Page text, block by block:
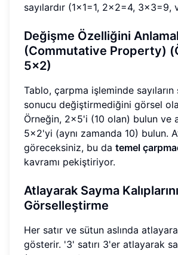
sayılardır (1x1=1, 2x2=4, 3x3=9,
Değişme Özelliğini
(Commutative Property)
5x2)
Tablo, çarpma işleminde sayıların
sonucu değiştirmediğini görsel
Örneğin, 2x5'i (10 olan) bulun ve
5x2'yi (aynı zamanda 10) bulun.
göreceksiniz, bu da temel
kavramı pekiştiriyor.
Atlayarak Sayma Kalıplarını
Görselleştirme
Her satır ve sütun aslında
gösterir. '3' satırı 3'er atlayarak